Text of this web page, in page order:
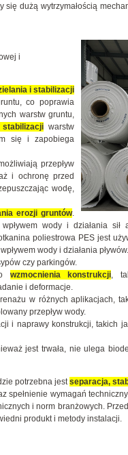
się dużą wytrzymałością
i
i stabilizacji
co poprawia
warstw gruntu,
warstw
się i zapobiega
przepływ
i ochronę przed
wodę,
erozji gruntów.
wody i działania sił
poliestrowa PES jest
wody i działania pływów.
czy parkingów.
wzmocnienia konstrukcji,
i deformacje.
w różnych aplikacjach,
przepływ wody.
i naprawy konstrukcji, takich
jest trwała, nie ulega
potrzebna jestseparacja,
wymagań
i norm branżowych.
produkt i metody instalacji.